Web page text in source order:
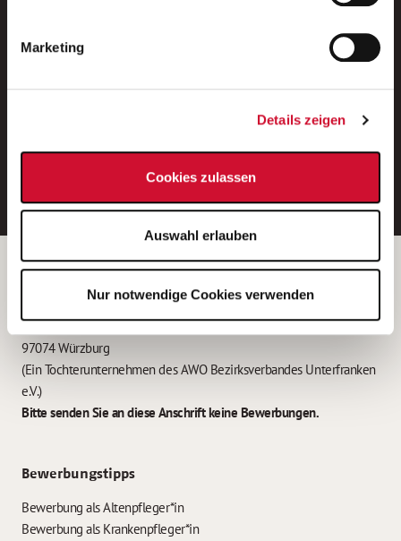
Marketing
Details zeigen
Cookies zulassen
Auswahl erlauben
Nur notwendige Cookies verwenden
E-Mail-Adresse eintragen
Betreiber der Webseite
Garitz Bewirtschaftungsbetriebe GmbH
Kantstraße 45a
97074 Würzburg
(Ein Tochterunternehmen des AWO Bezirksverbandes Unterfranken
e.V.)
Bitte senden Sie an diese Anschrift keine Bewerbungen.
Bewerbungstipps
Bewerbung als Altenpfleger*in
Bewerbung als Krankenpfleger*in